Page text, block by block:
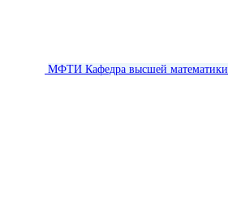
МФТИ Кафедра высшей математики